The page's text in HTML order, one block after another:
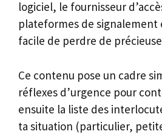
logiciel, le fournisseur
plateformes de signalement
facile de perdre de
Ce contenu pose un cadre
réflexes d’urgence pour
ensuite la liste des
ta situation (particulier,